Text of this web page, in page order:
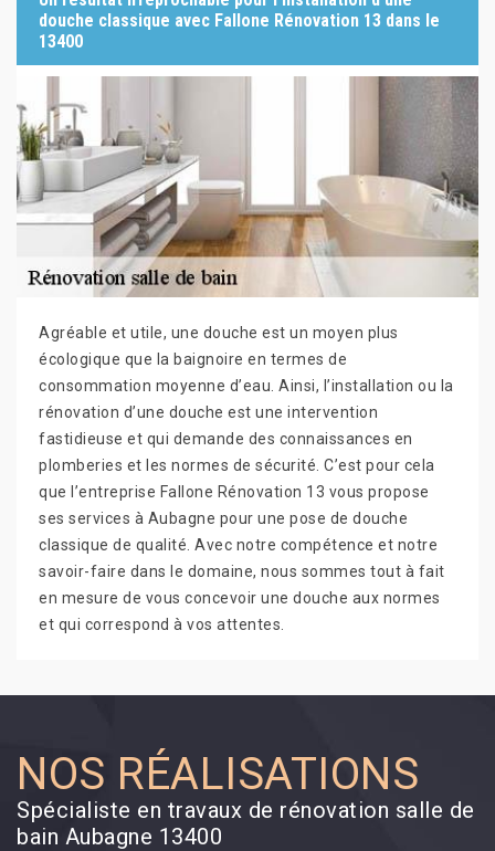
douche classique avec Fallone Rénovation 13 dans le
13400
Agréable et utile, une douche est un moyen plus
écologique que la baignoire en termes de
consommation moyenne d’eau. Ainsi, l’installation ou la
rénovation d’une douche est une intervention
fastidieuse et qui demande des connaissances en
plomberies et les normes de sécurité. C’est pour cela
que l’entreprise Fallone Rénovation 13 vous propose
ses services à Aubagne pour une pose de douche
classique de qualité. Avec notre compétence et notre
savoir-faire dans le domaine, nous sommes tout à fait
en mesure de vous concevoir une douche aux normes
et qui correspond à vos attentes.
NOS RÉALISATIONS
Spécialiste en travaux de rénovation salle de
bain Aubagne 13400